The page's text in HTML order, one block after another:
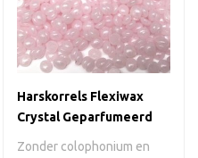
Harskorrels Flexiwax
Crystal Geparfumeerd
800 g
Zonder colophonium en